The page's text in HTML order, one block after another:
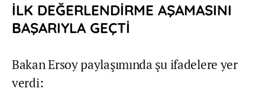
İLK DEĞERLENDİRME AŞAMASINI
BAŞARIYLA GEÇTİ
Bakan Ersoy paylaşımında şu ifadelere yer
verdi: